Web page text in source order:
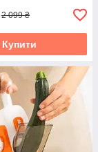
2 099 ₴
Купити